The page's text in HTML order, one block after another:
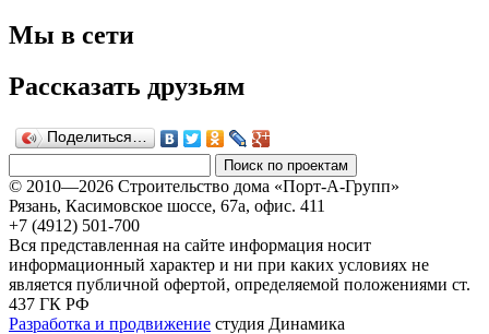
Мы в сети
Рассказать друзьям
Поделиться…
© 2010—2026 Строительство дома «Порт-А-Групп»
Рязань, Касимовское шоссе, 67а, офиc. 411
+7 (4912) 501-700
Вся представленная на сайте информация носит
информационный характер и ни при каких условиях не
является публичной офертой, определяемой положениями ст.
437 ГК РФ
Разработка и продвижение студия Динамика